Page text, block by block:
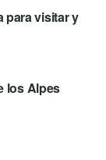
para visitar y
los Alpes